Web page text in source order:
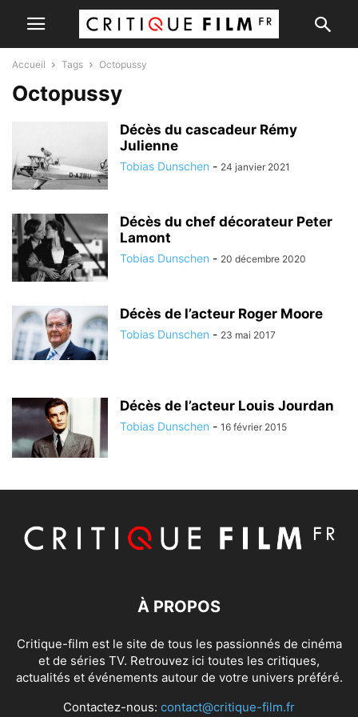
Accueil Tags Octopussy
Octopussy
Décès du cascadeur Rémy
Julienne
Tobias Dunschen - 24 janvier 2021
Décès du chef décorateur Peter
Lamont
Tobias Dunschen - 20 décembre 2020
Décès de l’acteur Roger Moore
Tobias Dunschen - 23 mai 2017
Décès de l’acteur Louis Jourdan
Tobias Dunschen - 16 février 2015
À PROPOS
Critique-film est le site de tous les passionnés de cinéma
et de séries TV. Retrouvez ici toutes les critiques,
actualités et événements autour de votre univers préféré.
Contactez-nous: contact@critique-film.fr